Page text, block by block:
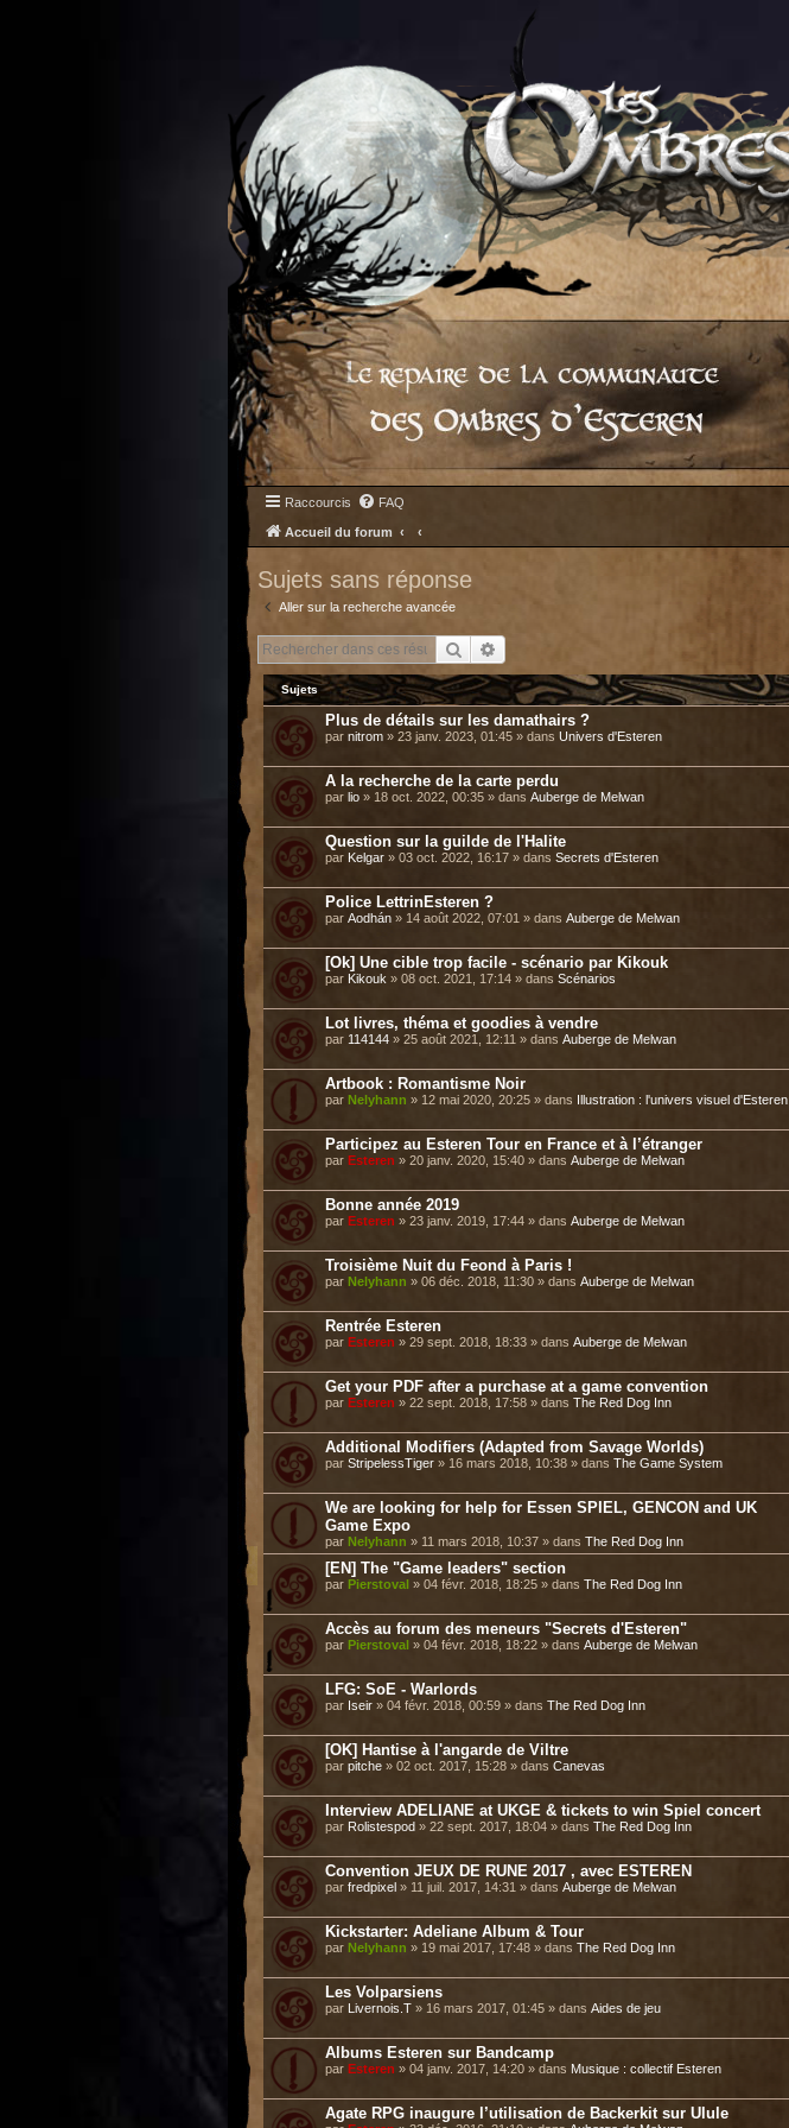
Raccourcis FAQ
Accueil du forum
Sujets sans réponse
Aller sur la recherche avancée
Rechercher
Sujets
Plus de détails sur les damathairs ?
par nitrom » 23 janv. 2023, 01:45 » dans Univers d'Esteren
A la recherche de la carte perdu
par lio » 18 oct. 2022, 00:35 » dans Auberge de Melwan
Question sur la guilde de l'Halite
par Kelgar » 03 oct. 2022, 16:17 » dans Secrets d'Esteren
Police LettrinEsteren ?
par Aodhán » 14 août 2022, 07:01 » dans Auberge de Melwan
[Ok] Une cible trop facile - scénario par Kikouk
par Kikouk » 08 oct. 2021, 17:14 » dans Scénarios
Lot livres, théma et goodies à vendre
par 114144 » 25 août 2021, 12:11 » dans Auberge de Melwan
Artbook : Romantisme Noir
par Nelyhann » 12 mai 2020, 20:25 » dans Illustration : l'univers visuel d'Esteren
Participez au Esteren Tour en France et à l’étranger
par Esteren » 20 janv. 2020, 15:40 » dans Auberge de Melwan
Bonne année 2019
par Esteren » 23 janv. 2019, 17:44 » dans Auberge de Melwan
Troisième Nuit du Feond à Paris !
par Nelyhann » 06 déc. 2018, 11:30 » dans Auberge de Melwan
Rentrée Esteren
par Esteren » 29 sept. 2018, 18:33 » dans Auberge de Melwan
Get your PDF after a purchase at a game convention
par Esteren » 22 sept. 2018, 17:58 » dans The Red Dog Inn
Additional Modifiers (Adapted from Savage Worlds)
par StripelessTiger » 16 mars 2018, 10:38 » dans The Game System
We are looking for help for Essen SPIEL, GENCON and UK
Game Expo
par Nelyhann » 11 mars 2018, 10:37 » dans The Red Dog Inn
[EN] The "Game leaders" section
par Pierstoval » 04 févr. 2018, 18:25 » dans The Red Dog Inn
Accès au forum des meneurs "Secrets d'Esteren"
par Pierstoval » 04 févr. 2018, 18:22 » dans Auberge de Melwan
LFG: SoE - Warlords
par Iseir » 04 févr. 2018, 00:59 » dans The Red Dog Inn
[OK] Hantise à l'angarde de Viltre
par pitche » 02 oct. 2017, 15:28 » dans Canevas
Interview ADELIANE at UKGE & tickets to win Spiel concert
par Rolistespod » 22 sept. 2017, 18:04 » dans The Red Dog Inn
Convention JEUX DE RUNE 2017 , avec ESTEREN
par fredpixel » 11 juil. 2017, 14:31 » dans Auberge de Melwan
Kickstarter: Adeliane Album & Tour
par Nelyhann » 19 mai 2017, 17:48 » dans The Red Dog Inn
Les Volparsiens
par Livernois.T » 16 mars 2017, 01:45 » dans Aides de jeu
Albums Esteren sur Bandcamp
par Esteren » 04 janv. 2017, 14:20 » dans Musique : collectif Esteren
Agate RPG inaugure l’utilisation de Backerkit sur Ulule